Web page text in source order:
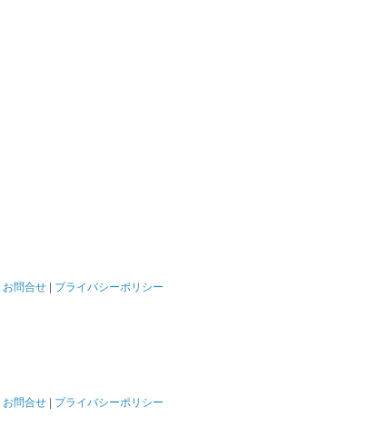
お問合せ| プライバシーポリシー
お問合せ| プライバシーポリシー